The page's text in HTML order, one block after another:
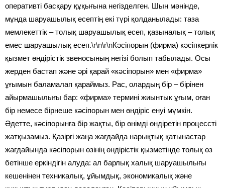
оперативті басқару құқығына негізделген. Шын мәнінде,
мұнда шаруашылық есептің екі түрі қолданылады: таза
мемлекеттік – толық шаруашылық есеп, қазыналық – толық
емес шаруашылық есеп.\r\n\r\nКәсіпорын (фирма) кәсіпкерлік
қызмет өндірістік звеносының негізі болып табылады. Осы
жерден бастап және әрі қарай «кәсіпорын» мен «фирма»
ұғымын баламалап қараймыз. Рас, олардың бір – бірінен
айырмашылығы бар: «фирма» термині жиынтык ұғым, оған
бір немесе бірнеше кәсіпорын мен өндіріс енуі мүмкін.
Әдетте, кәсіпорынға бір жақты, бір өнімді өндіретін процессті
жатқызамыз. Қазіргі жаңа жағдайда нарықтық қатынастар
жағдайында кәсіпорын өзінің өндірістік қызметінде толық өз
бетінше еркіндігін алуда: ал барлық халық шаруашылығы
кешенінен техникалық, ұйымдық, экономикалық және